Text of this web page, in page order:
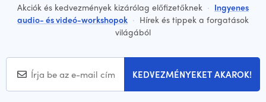
Akciók és kedvezmények kizárólag előfizetőknek · Ingyenes
audio- és videó-workshopok · Hírek és tippek a forgatások
világából
KEDVEZMÉNYEKET AKAROK!